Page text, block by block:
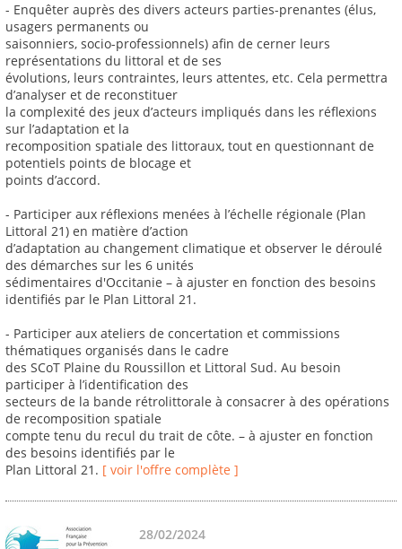
- Enquêter auprès des divers acteurs parties-prenantes (élus,
usagers permanents ou
saisonniers, socio-professionnels) afin de cerner leurs
représentations du littoral et de ses
évolutions, leurs contraintes, leurs attentes, etc. Cela permettra
d’analyser et de reconstituer
la complexité des jeux d’acteurs impliqués dans les réflexions
sur l’adaptation et la
recomposition spatiale des littoraux, tout en questionnant de
potentiels points de blocage et
points d’accord.
- Participer aux réflexions menées à l’échelle régionale (Plan
Littoral 21) en matière d’action
d’adaptation au changement climatique et observer le déroulé
des démarches sur les 6 unités
sédimentaires d'Occitanie – à ajuster en fonction des besoins
identifiés par le Plan Littoral 21.
- Participer aux ateliers de concertation et commissions
thématiques organisés dans le cadre
des SCoT Plaine du Roussillon et Littoral Sud. Au besoin
participer à l’identification des
secteurs de la bande rétrolittorale à consacrer à des opérations
de recomposition spatiale
compte tenu du recul du trait de côte. – à ajuster en fonction
des besoins identifiés par le
Plan Littoral 21. [ voir l'offre complète ]
28/02/2024